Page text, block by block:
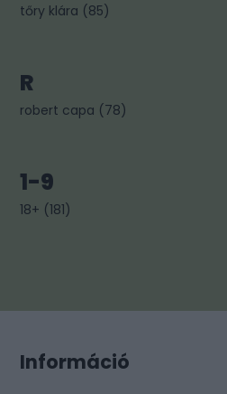
tőry klára (85)
R
robert capa (78)
1-9
18+ (181)
Információ